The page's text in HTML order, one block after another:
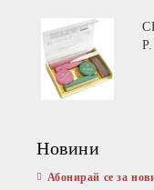
Новини
Абонирай се за